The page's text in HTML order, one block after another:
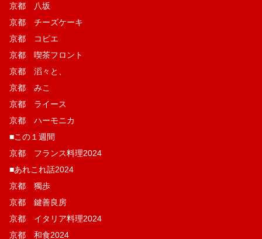
京都 八坂
京都 チーズケーキ
京都 コピエ
京都 喫茶フロント
京都 滔々と、
京都 みこ
京都 ライース
京都 ハーモニカ
■この１週間
京都 フランス料理2024
■あれこれ話2024
京都 獨歩
京都 鍵善良房
京都 イタリア料理2024
京都 和食2024